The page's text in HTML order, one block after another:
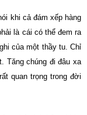
khi cả đám xếp hàng
là cái có thể đem ra
của một thầy tu. Chỉ
Tăng chúng đi đâu xa
quan trọng trong đời